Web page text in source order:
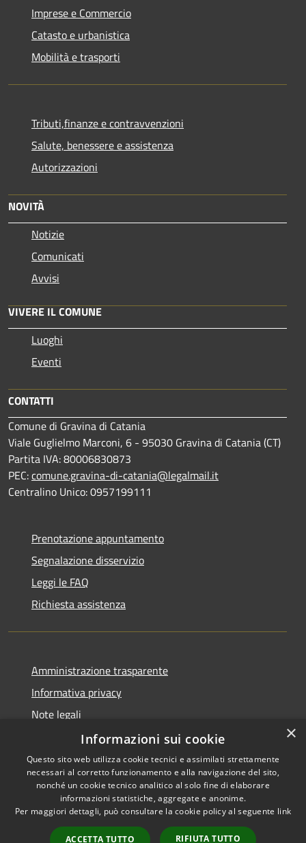
Imprese e Commercio
Catasto e urbanistica
Mobilità e trasporti
Tributi,finanze e contravvenzioni
Salute, benessere e assistenza
Autorizzazioni
NOVITÀ
Notizie
Comunicati
Avvisi
VIVERE IL COMUNE
Luoghi
Eventi
CONTATTI
Comune di Gravina di Catania
Viale Guglielmo Marconi, 6 - 95030 Gravina di Catania (CT)
Partita IVA: 80006830873
PEC:comune.gravina-di-catania@legalmail.it
Centralino Unico: 0957199111
Prenotazione appuntamento
Segnalazione disservizio
Leggi le FAQ
Richiesta assistenza
Amministrazione trasparente
Informativa privacy
Note legali
Dichiarazione di accessibilità
RSS
Accessibilità
Copyright © 2026 • Comune di
byMunicipium Accesso
×
Informazioni sui cookie
Questo sito web utilizza cookie tecnici e assimilati strettamente
necessari al corretto funzionamento e alla navigazione del sito,
nonché un cookie tecnico analitico al solo fine di elaborare
informazioni statistiche, aggregate e anonime.
Per maggiori dettagli, può consultare la cookie policy al seguente link
ACCETTA TUTTO RIFIUTA TUTTO